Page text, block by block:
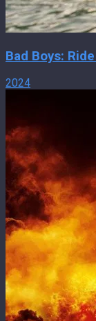
Bad Boys:
2024